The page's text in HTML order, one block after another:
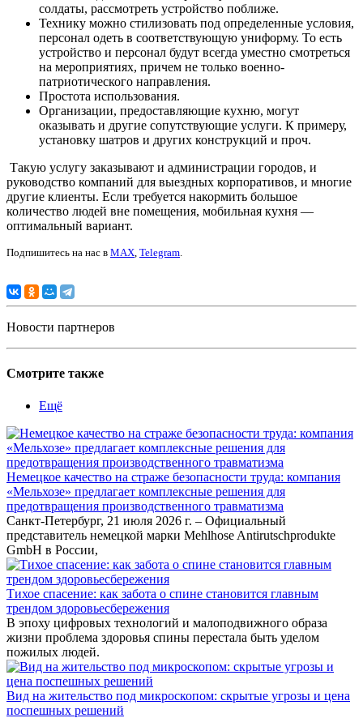
солдаты, рассмотреть устройство поближе.
Технику можно стилизовать под определенные условия,
персонал одеть в соответствующую униформу. То есть
устройство и персонал будут всегда уместно смотреться
на мероприятиях, причем не только военно-
патриотического направления.
Простота использования.
Организации, предоставляющие кухню, могут
оказывать и другие сопутствующие услуги. К примеру,
установку шатров и других конструкций и проч.
Такую услугу заказывают и администрации городов, и
руководство компаний для выездных корпоративов, и многие
другие клиенты. Если требуется накормить большое
количество людей вне помещения, мобильная кухня —
оптимальный вариант.
Подпишитесь на нас в MAX, Telegram.
Новости партнеров
Смотрите также
Ещё
Немецкое качество на страже безопасности труда: компания
«Мельхозе» предлагает комплексные решения для
предотвращения производственного травматизма
Санкт-Петербург, 21 июля 2026 г. – Официальный
представитель немецкой марки Mehlhose Antirutschprodukte
GmbH в России,
Тихое спасение: как забота о спине становится главным
трендом здоровьесбережения
В эпоху цифровых технологий и малоподвижного образа
жизни проблема здоровья спины перестала быть уделом
пожилых людей.
Вид на жительство под микроскопом: скрытые угрозы и цена
поспешных решений